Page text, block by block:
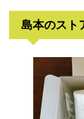
島本のスト